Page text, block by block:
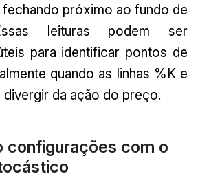
próximo ao fundo de
leituras podem ser
para identificar pontos de
quando as linhas %K e
da ação do preço.
configurações com o